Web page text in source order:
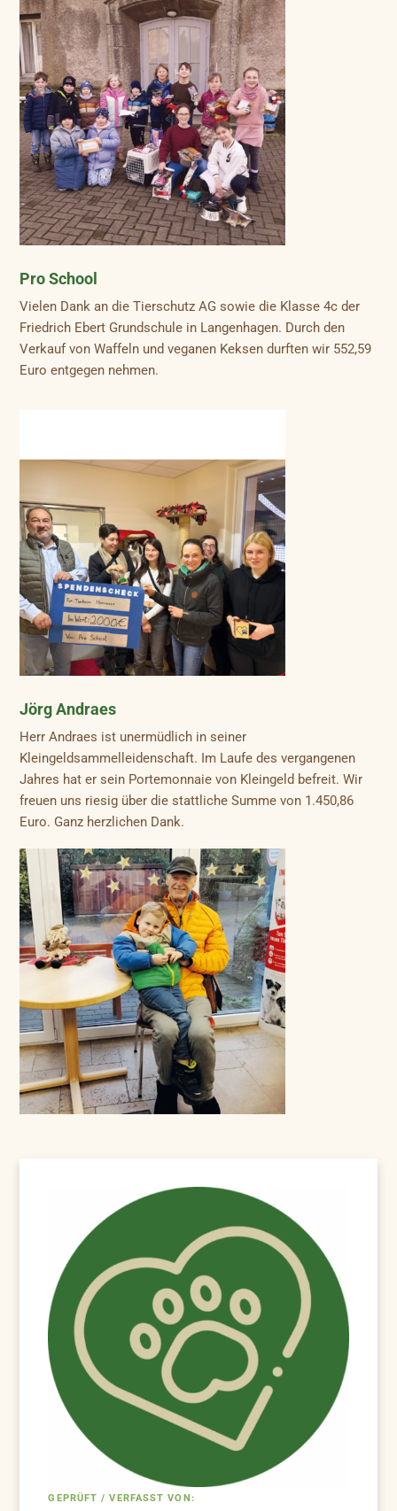
Pro School
Vielen Dank an die Tierschutz AG sowie die Klasse 4c der
Friedrich Ebert Grundschule in Langenhagen. Durch den
Verkauf von Waffeln und veganen Keksen durften wir 552,59
Euro entgegen nehmen.
Jörg Andraes
Herr Andraes ist unermüdlich in seiner
Kleingeldsammelleidenschaft. Im Laufe des vergangenen
Jahres hat er sein Portemonnaie von Kleingeld befreit. Wir
freuen uns riesig über die stattliche Summe von 1.450,86
Euro. Ganz herzlichen Dank.
GEPRÜFT / VERFASST VON: